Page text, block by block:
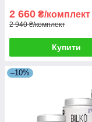
2 660 ₴/комплект
2 940 ₴/комплект
Купити
–10%